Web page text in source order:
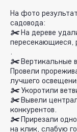
На фото
садовода:
✂️На дереве
пересекающиеся,
.
✂️Вертикальные
Провели
лучшего
✂️Укоротили
✂️Вывели
конкурентов.
✂️Прирезали
на клик, слабую